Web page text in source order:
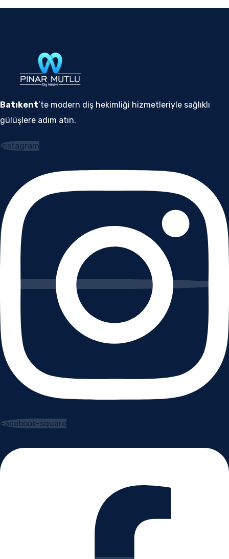
Batıkent’te modern diş hekimliği hizmetleriyle sağlıklı
gülüşlere adım atın.
Instagram
Facebook-square